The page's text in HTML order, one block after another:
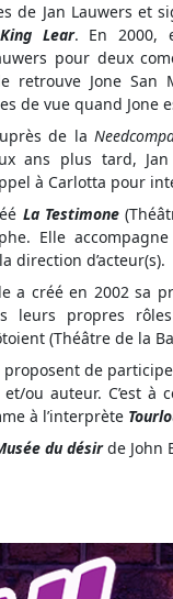
de Jan Lauwers et
Lear. En 2000,
pour deux
retrouve Jone
de vue quand Jone
de la
ans plus tard,
à Carlotta pour
La Testimone
Elle
direction d’acteur(s).
a créé en 2002 sa
leurs propres
(Théâtre de la
proposent de
ou auteur. C’est à
à l’interprète
du désirde John